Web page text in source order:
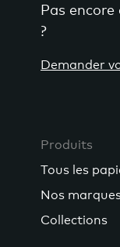
Pas
?
Demander
Produits
Tous les
Nos
Collections